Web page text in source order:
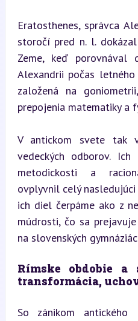
Eratosthenes, správca
storočí pred n. l.
Zeme, keď
Alexandrii počas
založená na
prepojenia matematiky a
V antickom svete tak
vedeckých odborov.
metodickosti a
ovplyvnil celý nasledujúci
ich diel čerpáme ako z
múdrosti, čo sa
na slovenských
Rímske obdobie
transformácia,
So zánikom antického